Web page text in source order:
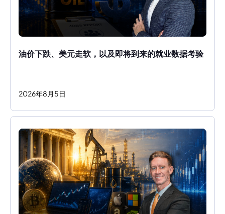
油价下跌、美元走软，以及即将到来的就业数据考验
2026年8 月 5日